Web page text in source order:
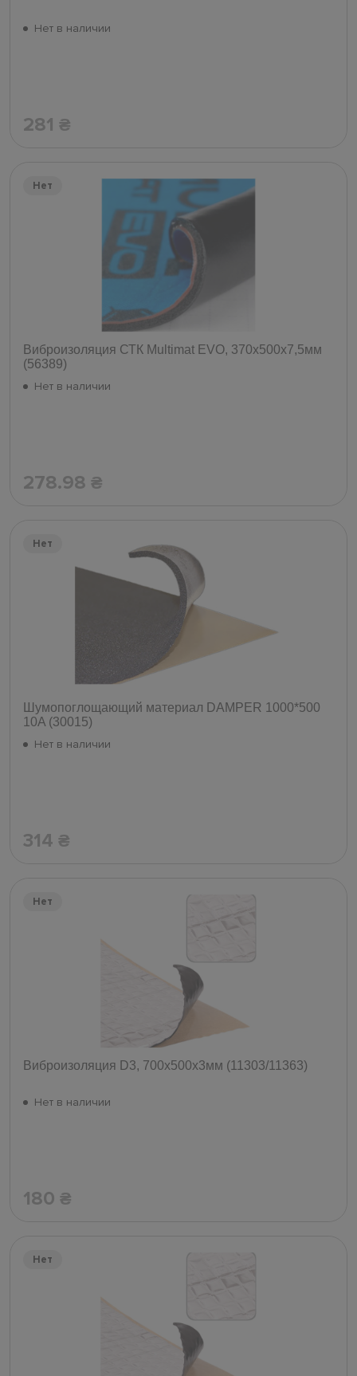
Нет в наличии
281 ₴
Нет
Виброизоляция СТК Multimat EVO, 370х500х7,5мм
(56389)
Нет в наличии
278.98 ₴
Нет
Шумопоглощающий материал DAMPER 1000*500
10A (30015)
Нет в наличии
314 ₴
Нет
Виброизоляция D3, 700х500х3мм (11303/11363)
Нет в наличии
180 ₴
Нет